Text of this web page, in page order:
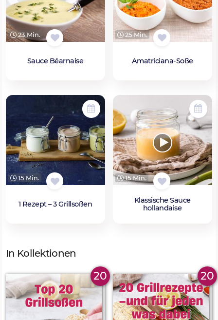
23 Min.
Sauce Béarnaise
25 Min.
Amatriciana-Soße
15 Min.
1 Rezept – 3 Grillsoßen
15 Min.
Klassische Sauce
hollandaise
In Kollektionen
20 20